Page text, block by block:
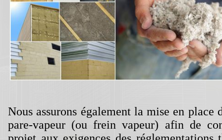
Nous assurons également la mise en place
pare-vapeur (ou frein vapeur) afin de